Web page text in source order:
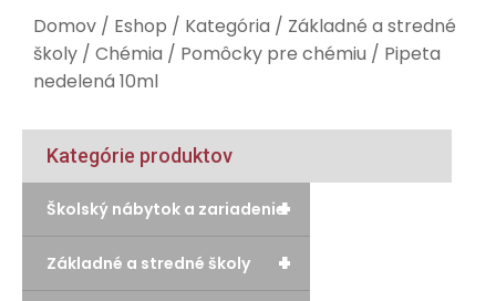
Domov / Eshop / Kategória / Základné a stredné
školy / Chémia / Pomôcky pre chémiu / Pipeta
nedelená 10ml
Kategórie produktov
+
Školský nábytok a zariadenie
+
Základné a stredné školy